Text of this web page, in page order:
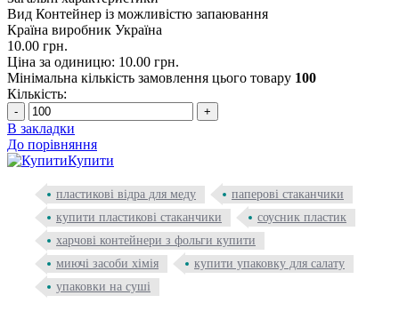
Вид Контейнер із можливістю запаювання
Країна виробник Україна
10.00 грн.
Ціна за одиницю: 10.00 грн.
Мінімальна кількість замовлення цього товару 100
Кількість:
- +
В закладки
До порівняння
Купити
пластикові відра для меду
паперові стаканчики
купити пластикові стаканчики
соусник пластик
харчові контейнери з фольги купити
миючі засоби хімія
купити упаковку для салату
упаковки на суші